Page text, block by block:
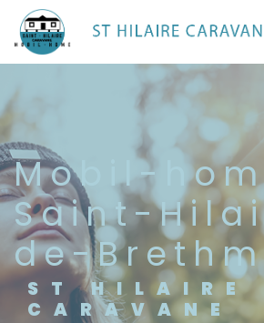
mobil-homes
Saint-
de-
ST HILAIRE
CARAVANE
Panneau de gestion des cookies